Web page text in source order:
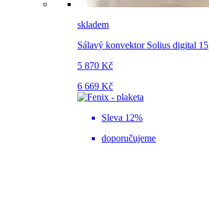
skladem
Sálavý konvektor Solius digital 15
5 870 Kč
6 669 Kč
Sleva 12%
doporučujeme